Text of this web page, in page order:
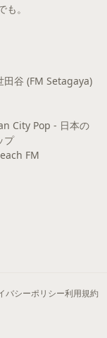
。
田谷 (FM Setagaya)
City Pop - 日本の
プ
FM
バシーポリシー利用規約